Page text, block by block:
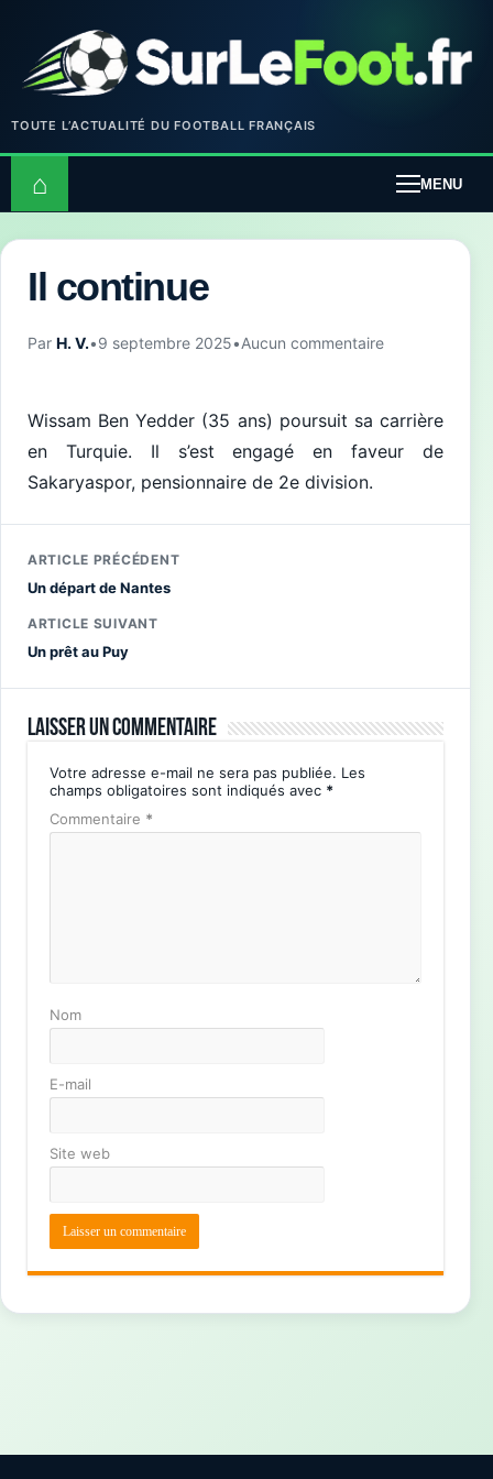
TOUTE L’ACTUALITÉ DU FOOTBALL FRANÇAIS
⌂ MENU
Il continue
Par H. V.•9 septembre 2025•Aucun commentaire
Wissam Ben Yedder (35 ans) poursuit sa carrière
en Turquie. Il s’est engagé en faveur de
Sakaryaspor, pensionnaire de 2e division.
ARTICLE PRÉCÉDENT
Un départ de Nantes
ARTICLE SUIVANT
Un prêt au Puy
Laisser un commentaire
Votre adresse e-mail ne sera pas publiée. Les
champs obligatoires sont indiqués avec *
Commentaire *
Nom
E-mail
Site web